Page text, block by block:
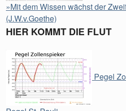
»Mit dem Wissen wächst der
(J.W.v.Goethe)
HIER KOMMT DIE FLUT
Pegel